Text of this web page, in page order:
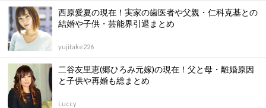
西原愛夏の現在！実家の歯医者や父親・仁科克基との
結婚や子供・芸能界引退まとめ
yujitake226
二谷友里恵(郷ひろみ元嫁)の現在！父と母・離婚原因
と子供や再婚も総まとめ
Luccy